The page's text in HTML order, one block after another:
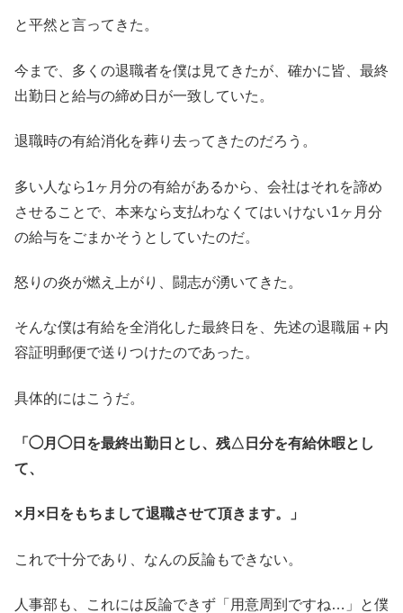
と平然と言ってきた。
今まで、多くの退職者を僕は見てきたが、確かに皆、最終
出勤日と給与の締め日が一致していた。
退職時の有給消化を葬り去ってきたのだろう。
多い人なら1ヶ月分の有給があるから、会社はそれを諦め
させることで、本来なら支払わなくてはいけない1ヶ月分
の給与をごまかそうとしていたのだ。
怒りの炎が燃え上がり、闘志が湧いてきた。
そんな僕は有給を全消化した最終日を、先述の退職届＋内
容証明郵便で送りつけたのであった。
具体的にはこうだ。
「◯月◯日を最終出勤日とし、残△日分を有給休暇とし
て、
×月×日をもちまして退職させて頂きます。」
これで十分であり、なんの反論もできない。
人事部も、これには反論できず「用意周到ですね…」と僕